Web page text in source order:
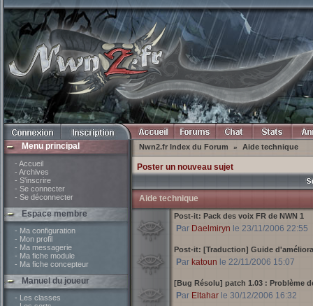
Menu principal
- Accueil
- Archives
- S'inscrire
- Se connecter
- Se déconnecter
Espace membre
- Ma configuration
- Mon profil
- Ma messagerie
- Ma fiche module
- Ma fiche concepteur
Manuel du joueur
- Les classes
Nwn2.fr Index du Forum » Aide technique
Poster un nouveau sujet
Aide technique
Post-it: Pack des voix FR de NWN 1
Par Daelmiryn le 23/11/2006 22:55
Post-it: [Traduction] Guide
Par katoun le 22/11/2006 15:07
[Bug Résolu] patch 1.03 : Problème
Par Eltaharle 30/12/2006 16:32